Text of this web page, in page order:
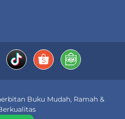
Buku Mudah, Ramah &